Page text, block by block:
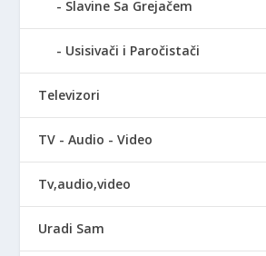
Slavine Sa Grejačem
Usisivači i Paročistači
Televizori
TV - Audio - Video
Tv,audio,video
Uradi Sam